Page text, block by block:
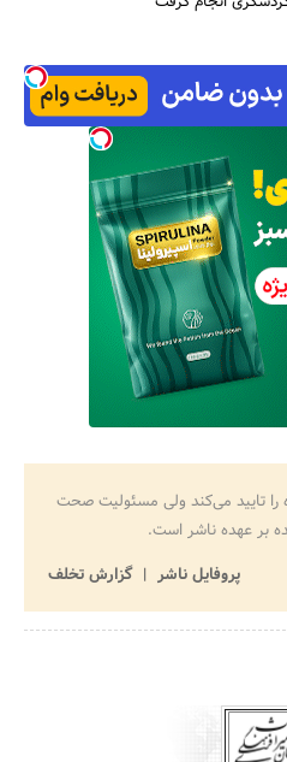
را تایید می‌کند ولی مسئولیت صحت
بر عهده ناشر است.
پروفایل ناشر
گزارش تخلف